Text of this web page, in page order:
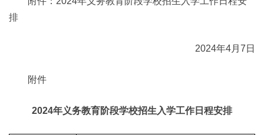
排
2024年4月7日
附件
2024年义务教育阶段学校招生入学工作日程安排